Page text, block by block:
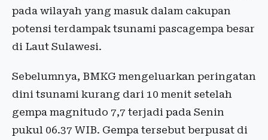
pada wilayah yang masuk dalam cakupan
potensi terdampak tsunami pascagempa besar
di Laut Sulawesi.
Sebelumnya, BMKG mengeluarkan peringatan
dini tsunami kurang dari 10 menit setelah
gempa magnitudo 7,7 terjadi pada Senin
pukul 06.37 WIB. Gempa tersebut berpusat di